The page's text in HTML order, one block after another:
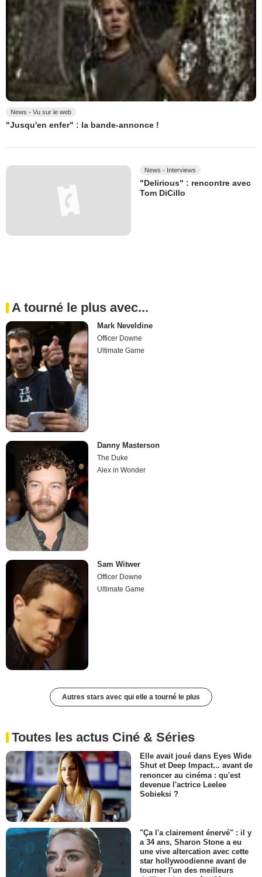
News - Vu sur le web
"Jusqu'en enfer" : la bande-annonce !
News - Interviews
"Delirious" : rencontre avec
Tom DiCillo
A tourné le plus avec...
Mark Neveldine
Officer Downe
Ultimate Game
Danny Masterson
The Duke
Alex in Wonder
Sam Witwer
Officer Downe
Ultimate Game
Autres stars avec qui elle a tourné le plus
Toutes les actus Ciné & Séries
Elle avait joué dans Eyes Wide
Shut et Deep Impact... avant de
renoncer au cinéma : qu'est
devenue l'actrice Leelee
Sobieksi ?
"Ça l'a clairement énervé" : il y
a 34 ans, Sharon Stone a eu
une vive altercation avec cette
star hollywoodienne avant de
tourner l'un des meilleurs